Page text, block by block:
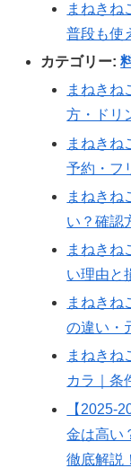
まねきね
普段も使
カテゴリー:
まねきね
方・ドリ
まねきね
予約・フ
まねきね
い？確認
まねきね
い理由と
まねきね
の違い・
まねきね
カラ｜条
【2025-
金は高い
徹底解説！